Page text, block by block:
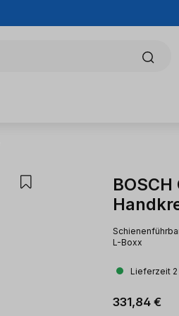
L-Boxx
Lieferzeit
Regulärer
331,84 €